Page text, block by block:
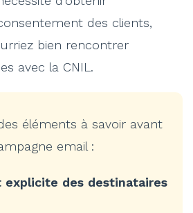
des clients,
bien rencontrer
avec la CNIL.
éléments à savoir avant
email :
explicite des destinataires